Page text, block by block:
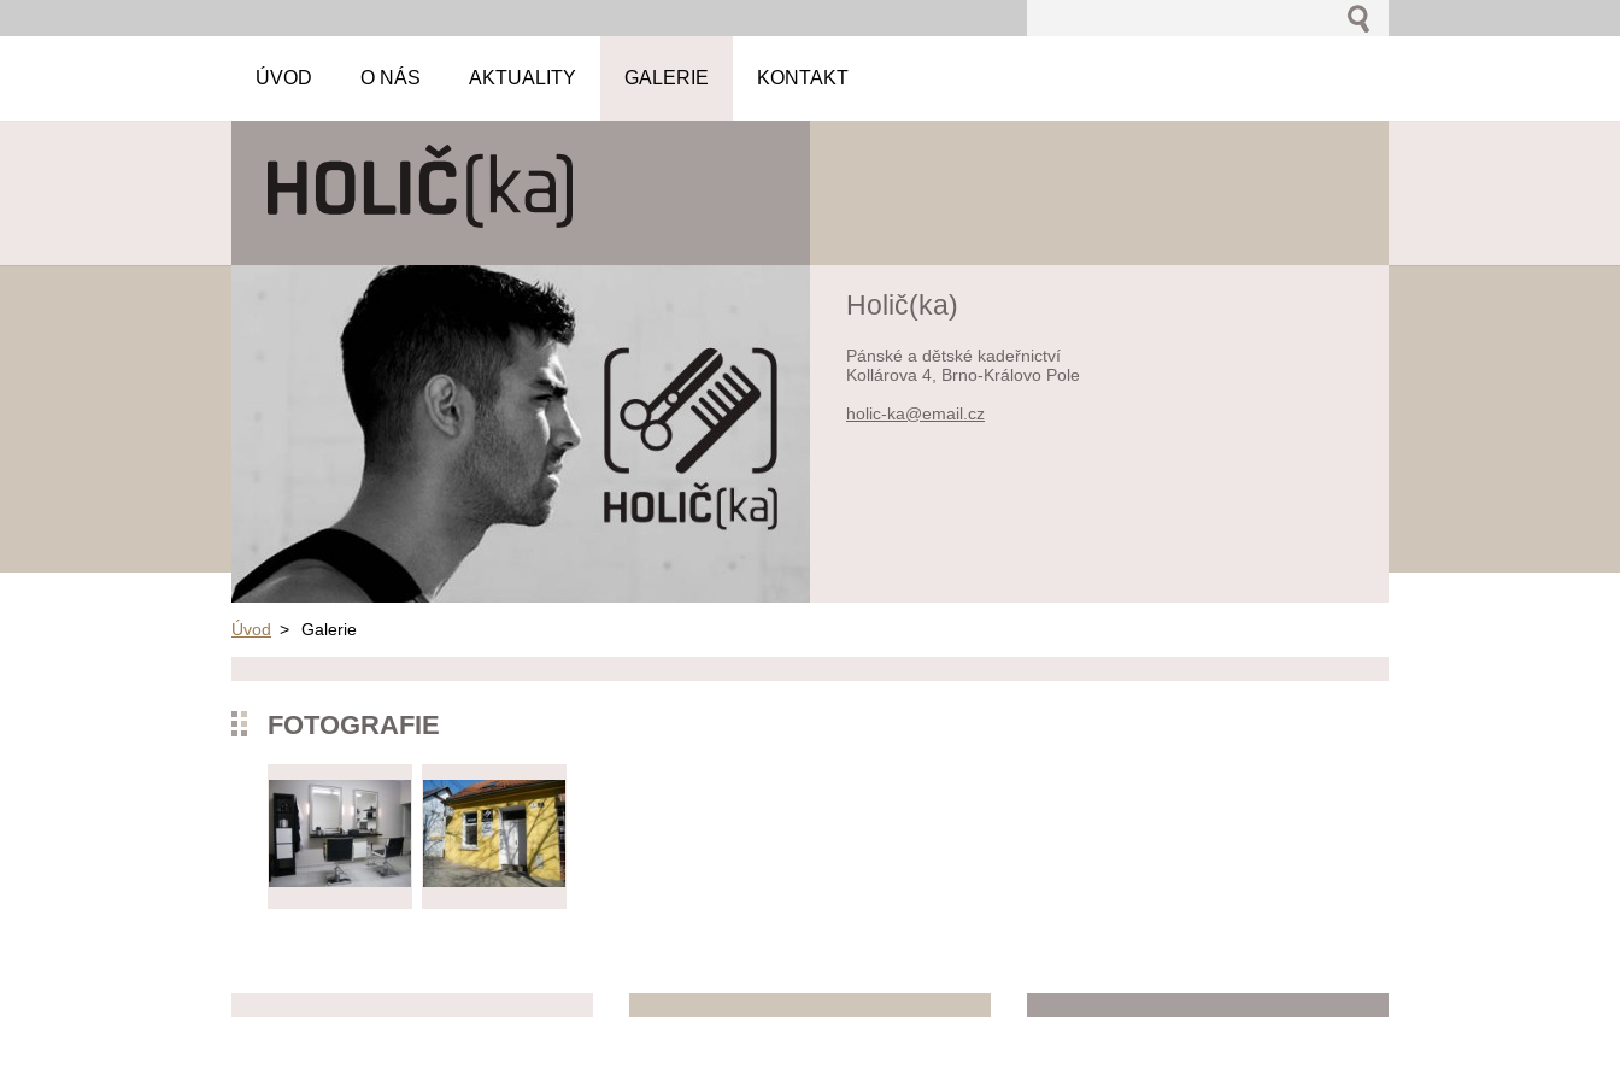
ÚVOD O NÁS AKTUALITY GALERIE KONTAKT
Holič(ka)
Pánské a dětské kadeřnictví
Kollárova 4, Brno-Královo Pole
holic-ka@email.cz
Úvod > Galerie
FOTOGRAFIE